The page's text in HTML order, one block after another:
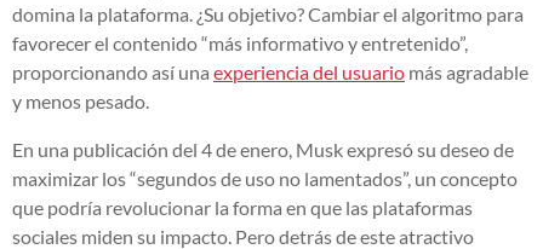
domina la plataforma. ¿Su objetivo? Cambiar el algoritmo para
favorecer el contenido “más informativo y entretenido”,
proporcionando así una experiencia del usuario más agradable
y menos pesado.
En una publicación del 4 de enero, Musk expresó su deseo de
maximizar los “segundos de uso no lamentados”, un concepto
que podría revolucionar la forma en que las plataformas
sociales miden su impacto. Pero detrás de este atractivo